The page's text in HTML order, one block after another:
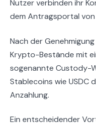
Nutzer verbinden ihr
dem Antragsportal
Nach der
Krypto-Bestände mit
sogenannte Custody-
Stablecoins wie USDC
Anzahlung.
Ein entscheidender